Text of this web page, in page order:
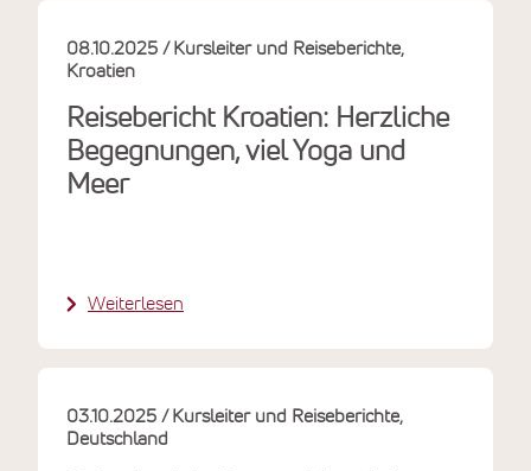
Reisebericht Kroatien: Herzliche
Begegnungen, viel Yoga und
Meer
08.10.2025
Kursleiter und Reiseberichte
Kroatien
Weiterlesen
03.10.2025
Kursleiter und Reiseberichte
Deutschland